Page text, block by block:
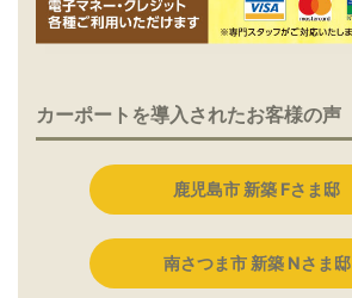
カーポートを導入されたお客様の声
鹿児島市 新築 Fさま邸
南さつま市 新築 Nさま邸